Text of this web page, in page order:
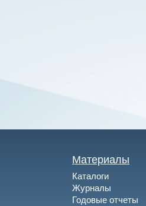
Материалы
Каталоги
Журналы
Годовые отчеты